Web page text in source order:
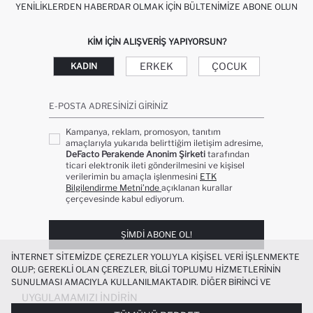
YENILIKLERDEN HABERDAR OLMAK İÇIN BÜLTENIMIZE ABONE OLUN
KIM IÇIN ALIŞVERIŞ YAPIYORSUN?
KADIN ERKEK ÇOCUK
E-POSTA ADRESINIZI GIRINIZ
Kampanya, reklam, promosyon, tanıtım
amaçlarıyla yukarıda belirttiğim iletişim adresime,
DeFacto Perakende Anonim Şirketi tarafından
ticari elektronik ileti gönderilmesini ve kişisel
verilerimin bu amaçla işlenmesini ETK
Bilgilendirme Metni’nde açıklanan kurallar
çerçevesinde kabul ediyorum.
ŞIMDI ABONE OL!
UYGULAMAMIZI İNDIRIN
İNTERNET SITEMIZDE ÇEREZLER YOLUYLA KIŞISEL VERI IŞLENMEKTE
OLUP; GEREKLI OLAN ÇEREZLER, BILGI TOPLUMU HIZMETLERININ
SUNULMASI AMACIYLA KULLANILMAKTADIR. DIĞER BIRINCI VE
ÜÇÜNCÜ TARAF ÇEREZLER ISE SIZE DAHA IYI BIR ALIŞVERIŞ
DENEYIMI SUNULABILMESI, SITEMIZIN DAHA IŞLEVSEL KILINMASI VE